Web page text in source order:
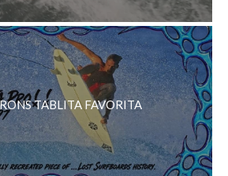
TABLITA FAVORITA